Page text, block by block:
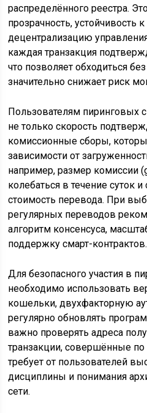
распределённого реестра.
прозрачность, устойчивость
децентрализацию
каждая транзакция
что позволяет обходиться
значительно снижает риск
Пользователям пиринговых
не только скорость
комиссионные сборы,
зависимости от
например, размер комиссии
колебаться в течение суток
стоимость перевода. При
регулярных переводов
алгоритм консенсуса,
поддержку смарт-контрактов.
Для безопасного участия в
необходимо использовать
кошельки, двухфакторную
регулярно обновлять
важно проверять адреса
транзакции, совершённые
требует от пользователей
дисциплины и понимания
сети.